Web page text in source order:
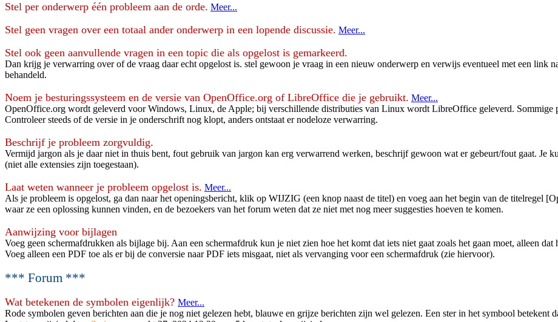
Stel per onderwerp één probleem aan de orde. Meer...
Stel geen vragen over een totaal ander onderwerp in een lopende discussie. Meer...
Stel ook geen aanvullende vragen in een topic die als opgelost is gemarkeerd.
Dan krijg je verwarring over of de vraag daar echt opgelost is. stel gewoon je vraag in een nieuw onderwerp en verwijs eventueel met een link
behandeld.
Noem je besturingssysteem en de versie van OpenOffice.org of LibreOffice die je gebruikt. Meer...
OpenOffice.org wordt geleverd voor Windows, Linux, de Apple; bij verschillende distributies van Linux wordt LibreOffice geleverd. Sommige
Controleer steeds of de versie in je onderschrift nog klopt, anders ontstaat er nodeloze verwarring.
Beschrijf je probleem zorgvuldig.
Vermijd jargon als je daar niet in thuis bent, fout gebruik van jargon kan erg verwarrend werken, beschrijf gewoon wat er gebeurt/fout gaat. Je
(niet alle extensies zijn toegestaan).
Laat weten wanneer je probleem opgelost is. Meer...
Als je probleem is opgelost, ga dan naar het openingsbericht, klik op WIJZIG (een knop naast de titel) en voeg aan het begin van de titelregel
waar ze een oplossing kunnen vinden, en de bezoekers van het forum weten dat ze niet met nog meer suggesties hoeven te komen.
Aanwijzing voor bijlagen
Voeg geen schermafdrukken als bijlage bij. Aan een schermafdruk kun je niet zien hoe het komt dat iets niet gaat zoals het gaan moet, alleen dat
Voeg alleen een PDF toe als er bij de conversie naar PDF iets misgaat, niet als vervanging voor een schermafdruk (zie hiervoor).
*** Forum ***
Wat betekenen de symbolen eigenlijk? Meer...
Rode symbolen geven berichten aan die je nog niet gelezen hebt, blauwe en grijze berichten zijn wel gelezen. Een ster in het symbool betekent